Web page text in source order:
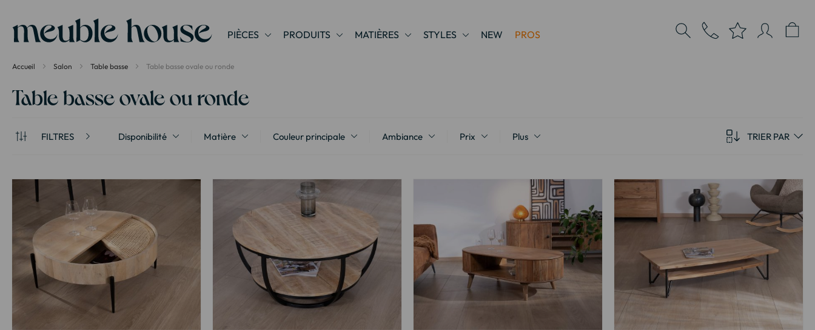
PIÈCES PRODUITS MATIÈRES STYLES NEW PROS
Accueil Salon Table basse Table basse ovale ou ronde
Table basse ovale ou ronde
FILTRES Disponibilité Matière Couleur principale Ambiance Prix Plus TRIER PAR